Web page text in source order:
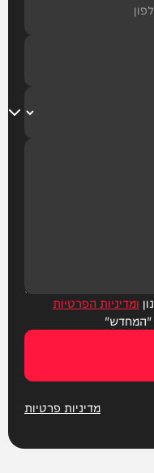
ומדיניות הפרטיות
"המחדש"
מדיניות פרטיות